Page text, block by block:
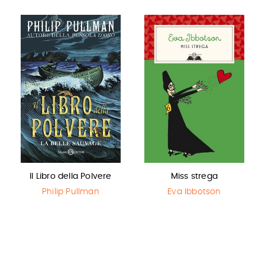
Il Libro della Polvere
Philip Pullman
Miss strega
Eva Ibbotson